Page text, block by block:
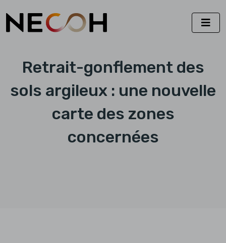
Retrait-gonflement des
sols argileux : une nouvelle
carte des zones
concernées